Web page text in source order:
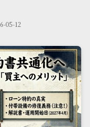
05-12